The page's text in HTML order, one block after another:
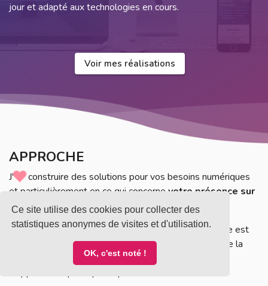
Ce site utilise des cookies pour collecter des
statistiques anonymes de visites et d'utilisation.
OK, c'est noté !
jour et adapté aux technologies en cours.
Voir mes réalisations
APPROCHE
J'
construire des solutions pour vos besoins numériques
et particulièrement en ce qui concerne votre présence sur
internet.
Passionné par les technologies Web, mon savoir-faire est
au service de vos besoins pour tout type de projet, de la
création de sites internet 'vitrine' au développement